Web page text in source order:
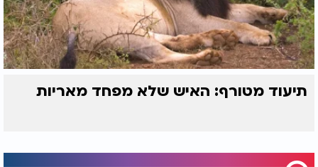
תיעוד מטורף: האיש שלא מפחד מאריות